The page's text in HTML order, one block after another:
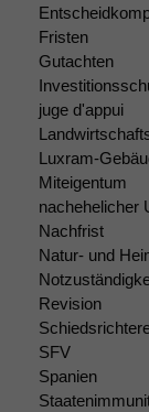
Fristen
Gutachten
juge d'appui
Luxram-
Miteigentum
nachehelicher
Nachfrist
Natur- und
Revision
SFV
Spanien